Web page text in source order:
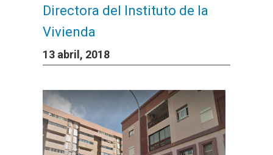
Directora del Instituto de la
Vivienda
13 abril, 2018